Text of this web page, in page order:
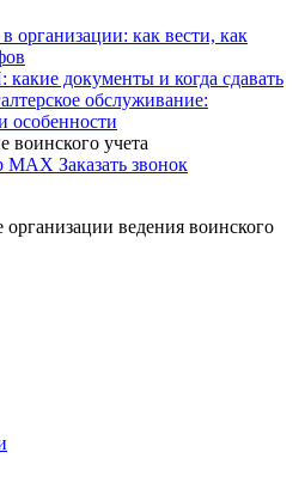
организации: как вести, как
документы и когда сдавать
обслуживание:
особенности
воинского учета
MAX Заказать звонок
ведения воинского